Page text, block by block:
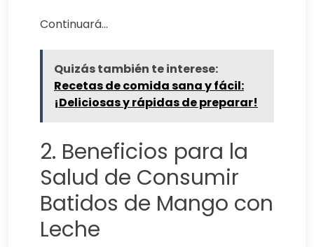
Continuará…
Quizás también te interese:
Recetas de comida sana y fácil:
¡Deliciosas y rápidas de preparar!
2. Beneficios para la
Salud de Consumir
Batidos de Mango con
Leche